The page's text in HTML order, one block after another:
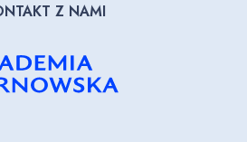
Z NAMI